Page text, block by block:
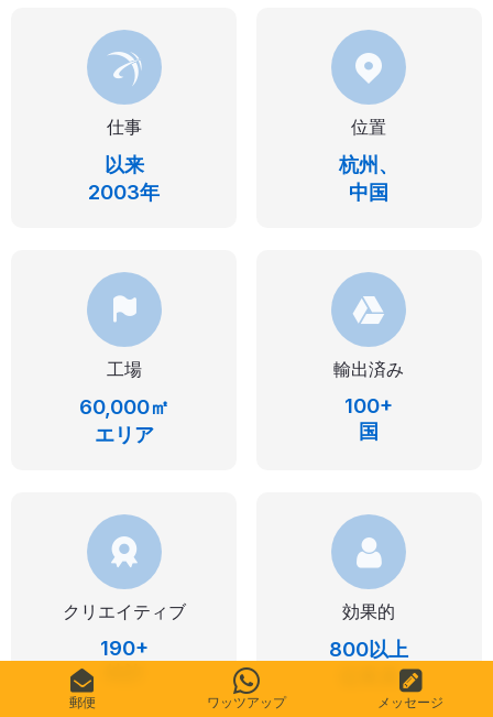
仕事
以来
2003年
位置
杭州、
中国
工場
60,000㎡
エリア
輸出済み
100+
国
クリエイティブ
190+
効果的
800以上
郵便 ワッツアップ メッセージ